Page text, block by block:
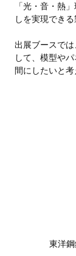
「光・音・熱
しを実現でき
出展ブースで
して、模型や
間にしたいと考
東洋